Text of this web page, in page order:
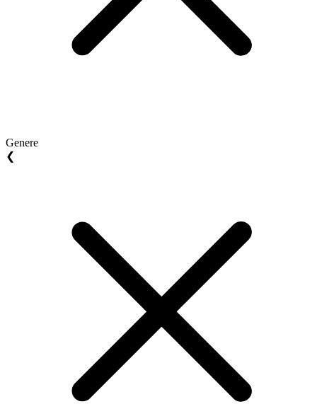
Genere
❮